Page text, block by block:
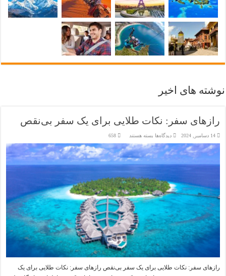
نوشته های اخیر
رازهای سفر: نکات طلایی برای یک سفر بی‌نقص
14 دسامبر, 2024 دیدگاه‌ها برای
سفر:
نکات
طلایی
برای
سفر
بی‌نقص
بسته هستند 658
رازهای سفر: نکات طلایی برای یک سفر بی‌نقص رازهای سفر: نکات طلایی برای یک